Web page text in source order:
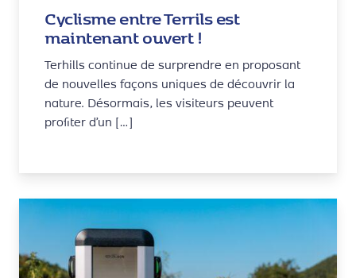
Cyclisme entre Terrils est
maintenant ouvert !
Terhills continue de surprendre en proposant
de nouvelles façons uniques de découvrir la
nature. Désormais, les visiteurs peuvent
profiter d’un […]